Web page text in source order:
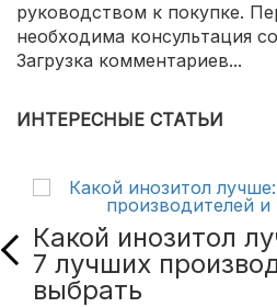
руководством к покупке.
необходима консультация
Загрузка комментариев...
ИНТЕРЕСНЫЕ СТАТЬИ
Какой инозитол
7 лучших
выбрать